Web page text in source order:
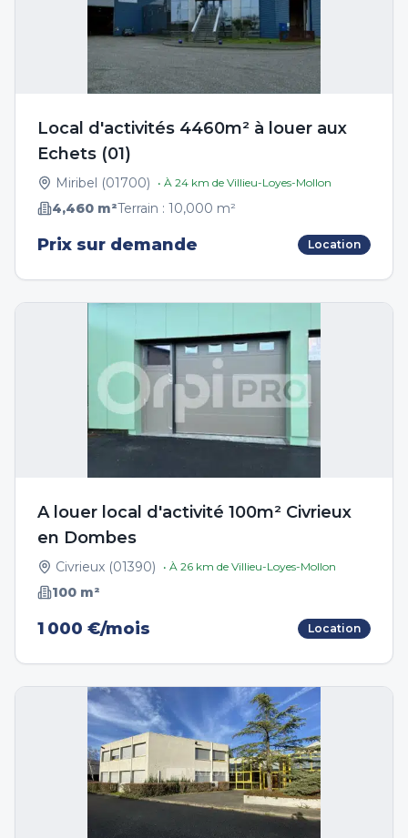
Local d'activités 4460m² à louer aux
Echets (01)
Miribel (01700) • À 24 km de Villieu-Loyes-Mollon
4,460 m²Terrain : 10,000 m²
Prix sur demande Location
A louer local d'activité 100m² Civrieux
en Dombes
Civrieux (01390) • À 26 km de Villieu-Loyes-Mollon
100 m²
1 000 €/mois Location